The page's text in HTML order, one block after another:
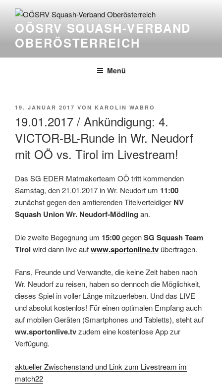
Inhalt
springenOÖSRV SQUASH-VERBAND
OBERÖSTERREICH
Menü
VERÖFFENTLICHT
19. JANUAR 2017 VON KAROLIN WABRO
19.01.2017 / Ankündigung: 4.
VICTOR-BL-Runde in Wr. Neudorf
mit OÖ vs. Tirol im Livestream!
Das SG EDER Matmakerteam OÖ tritt kommenden
Samstag, den 21.01.2017 in Wr. Neudorf um 11:00
zunächst gegen den amtierenden Titelverteidiger NV
Squash Union Wr. Neudorf-Mödling an.
Die zweite Begegnung um 15:00gegenSG Squash Team
Tirol wird dann live aufwww.sportonline.tv übertragen.
Fans, Freunde und Verwandte, die keine Zeit haben nach
Wr. Neudorf zu reisen, haben so dennoch die Möglichkeit,
dieses Spiel in voller Länge mitzuerleben. Und das LIVE
und absolut kostenlos! Für einen optimalen Empfang auch
auf mobilen Geräten (Smartphones und Tabletts), steht auf
ww.sportonlive.tvzudem eine kostenlose App zur
Verfügung.
aktueller Zwischenstand und Link zum Livestream im
match22